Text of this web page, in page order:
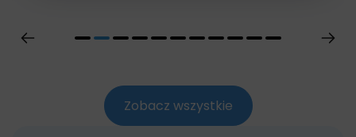
Zobacz wszystkie